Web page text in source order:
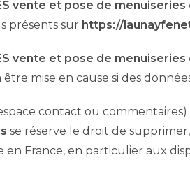
vente et pose de
présents sur https://
vente et pose de
mise en cause si des
contact ou
se réserve le droit de
en France, en particulier aux